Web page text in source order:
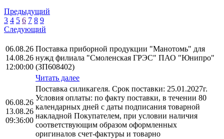
Предыдущий
3 4 5 6 7 8 9
Следующий
06.08.26
14.08.26
12:00:00
Поставка приборной продукции "Манотомь" для
нужд филиала "Смоленская ГРЭС" ПАО "Юнипро"
(ЗП608402)
Читать далее
06.08.26
13.08.26
09:36:00
Поставка силикагеля. Срок поставки: 25.01.2027г.
Условия оплаты: по факту поставки, в течении 80
календарных дней с даты подписания товарной
накладной Покупателем, при условии наличия
соответствующим образом оформленных
оригиналов счет-фактуры и товарно